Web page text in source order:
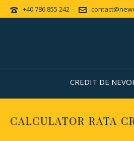
+40 786 855 242
CREDIT DE
CALCULATOR RATA